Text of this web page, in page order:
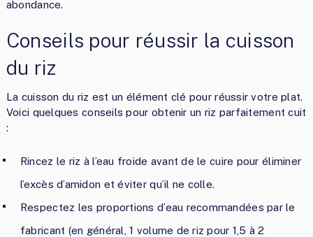
abondance.
Conseils pour réussir la cuisson
du riz
La cuisson du riz est un élément clé pour réussir votre plat.
Voici quelques conseils pour obtenir un riz parfaitement cuit
:
Rincez le riz à l’eau froide avant de le cuire pour éliminer
l’excès d’amidon et éviter qu’il ne colle.
Respectez les proportions d’eau recommandées par le
fabricant (en général, 1 volume de riz pour 1,5 à 2